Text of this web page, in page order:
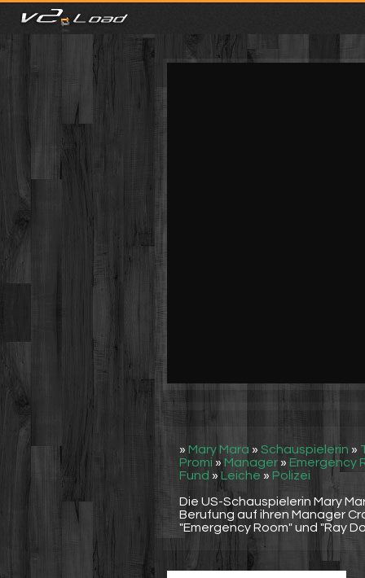
meist gesehen
» Mary Mara » Schauspielerin »
Promi » Manager » Emergency
Fund » Leiche » Polizei
Die US-Schauspielerin Mary
Berufung auf ihren Manager
"Emergency Room" und "Ray